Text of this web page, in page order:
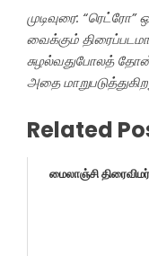
முடிவுரை:
வைக்கும்
சுழல்வதுபோலத்
அதை
Related
மைலாஞ்சி